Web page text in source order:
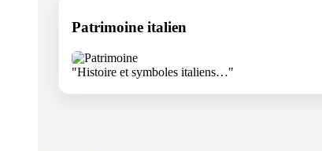
Patrimoine italien
"Histoire et symboles italiens…"